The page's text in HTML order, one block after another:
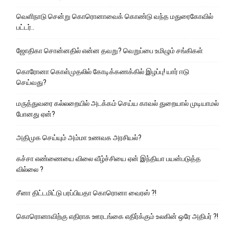
வெளிநாடு சென்று கொரொனாவைக் கொண்டு வந்த மதுரைகோவில்
பட்டர்..
ஜோதிகா சொன்னதில் என்ன தவறு? வெறுப்பை உமிழும் சங்கிகள்
கொரோனா கொள்முதலில் கோடிக்கணக்கில் இழப்பு! யார் ஈடு
செய்வது?
மருத்துவரை கல்லறையில் அடக்கம் செய்ய காவல் துறையால் முடியாமல்
போனது ஏன்?
அதிமுக செய்யும் அம்மா உணவக அரசியல்?
கச்சா எண்ணையை விலை வீழ்ச்சியை ஏன் இந்தியா பயன்படுத்த
வில்லை ?
சீனா திட்டமிட்டு பரப்பியதா கொரொனா வைரஸ் ?!
கொரொனாவிற்கு எதிராக ஊரடங்கை எதிர்க்கும் உலகின் ஒரே அதிபர் ?!